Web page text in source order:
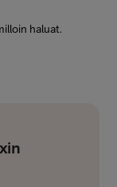
haluat.